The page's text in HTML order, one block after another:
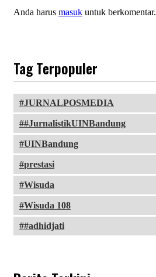
Anda harus masuk untuk berkomentar.
Tag Terpopuler
JURNALPOSMEDIA
#JurnalistikUINBandung
UINBandung
prestasi
Wisuda
Wisuda 108
#adhidjati